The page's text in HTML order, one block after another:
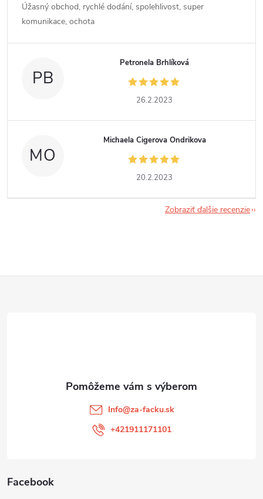
Úžasný obchod, rychlé dodání, spolehlivost, super
komunikace, ochota
PB
Petronela Brhlíková
26.2.2023
MO
Michaela Cigerova Ondrikova
20.2.2023
Zobraziť ďalšie recenzie
Facebook
Info@za-facku.sk
+421911171101